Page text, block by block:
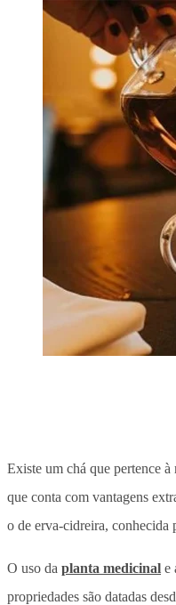
Existe um chá que pertence
que conta com vantagens
o de erva-cidreira, conhecida
O uso da planta medicinal e
propriedades são datadas